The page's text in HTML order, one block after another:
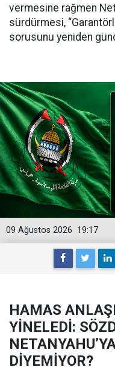
vermesine rağmen
sürdürmesi,
sorusunu yeniden
19:17
09 Ağustos 2026
HAMAS
YİNELEDİ:
DİYEMİYOR?